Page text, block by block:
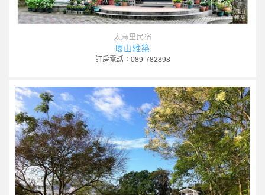
太麻里民宿
環山雅築
訂房電話：089-782898